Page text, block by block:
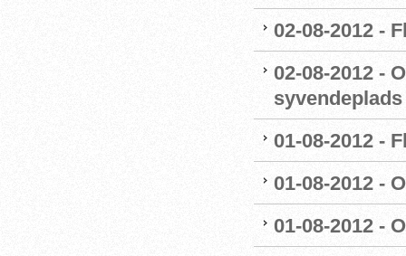
02-08-2012 -
02-08-2012 -
01-08-2012 -
01-08-2012 -
01-08-2012 -